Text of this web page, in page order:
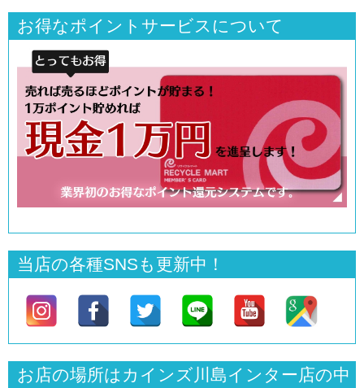
お得なポイントサービスについて
当店の各種SNSも更新中！
お店の場所はカインズ川島インター店の中